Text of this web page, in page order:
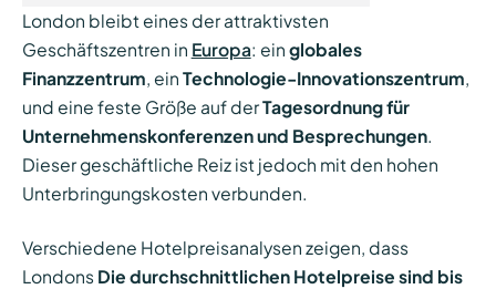
London bleibt eines der attraktivsten
Geschäftszentren in Europa: ein globales
Finanzzentrum , ein Technologie-Innovationszentrum
und eine feste Größe auf derTagesordnung für
Unternehmenskonferenzen und Besprechungen.
Dieser geschäftliche Reiz ist jedoch mit den hohen
Unterbringungskosten verbunden.
Verschiedene Hotelpreisanalysen zeigen, dass
Londons Die durchschnittlichen Hotelpreise sind bis